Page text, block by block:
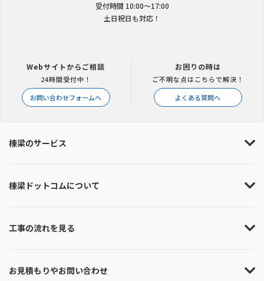
受付時間 10:00〜17:00
土日祝日も対応！
Webサイトからご相談
24時間受付中！
お問い合わせフォームへ
お困りの時は
ご不明な点はこちらで解決！
よくある質問へ
棟梁のサービス
棟梁ドットコムについて
工事の流れを見る
お見積もりやお問い合わせ